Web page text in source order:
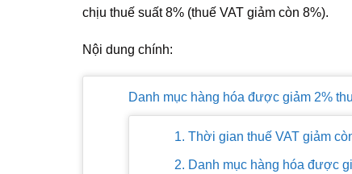
chịu thuế suất 8% (thuế VAT giảm còn 8%).
Nội dung chính:
Danh mục hàng hóa được giảm 2%
1. Thời gian thuế VAT giảm
2. Danh mục hàng hóa được